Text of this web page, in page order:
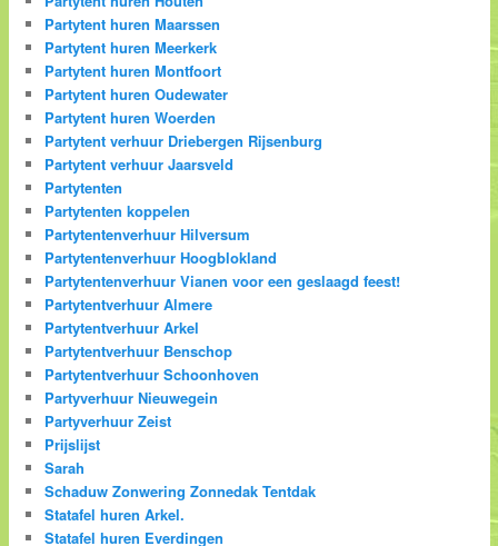
Partytent huren Maarssen
Partytent huren Meerkerk
Partytent huren Montfoort
Partytent huren Oudewater
Partytent huren Woerden
Partytent verhuur Driebergen Rijsenburg
Partytent verhuur Jaarsveld
Partytenten
Partytenten koppelen
Partytentenverhuur Hilversum
Partytentenverhuur Hoogblokland
Partytentenverhuur Vianen voor een geslaagd feest!
Partytentverhuur Almere
Partytentverhuur Arkel
Partytentverhuur Benschop
Partytentverhuur Schoonhoven
Partyverhuur Nieuwegein
Partyverhuur Zeist
Prijslijst
Sarah
Schaduw Zonwering Zonnedak Tentdak
Statafel huren Arkel.
Statafel huren Everdingen